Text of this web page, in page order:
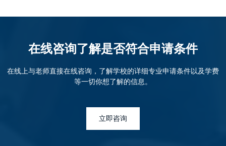
在线咨询了解是否符合申请条件
在线上与老师直接在线咨询，了解学校的详细专业申请条件以及学费
等一切你想了解的信息。
立即咨询